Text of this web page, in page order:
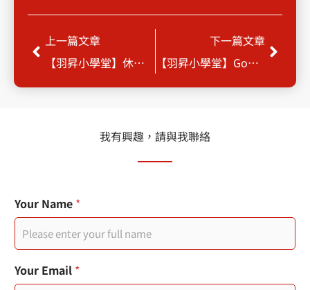
Prev
上一篇文章
【羽昇小學堂】休假放心GO！一鍵啟動 Gmail 自動回覆功能
下一篇文章
【羽昇小學堂】Google 日曆結合 Tasks ，工作任務不漏接
Next
我有興趣，請與我聯絡
Y
o
r
o
u
Your Name *
Your Email *